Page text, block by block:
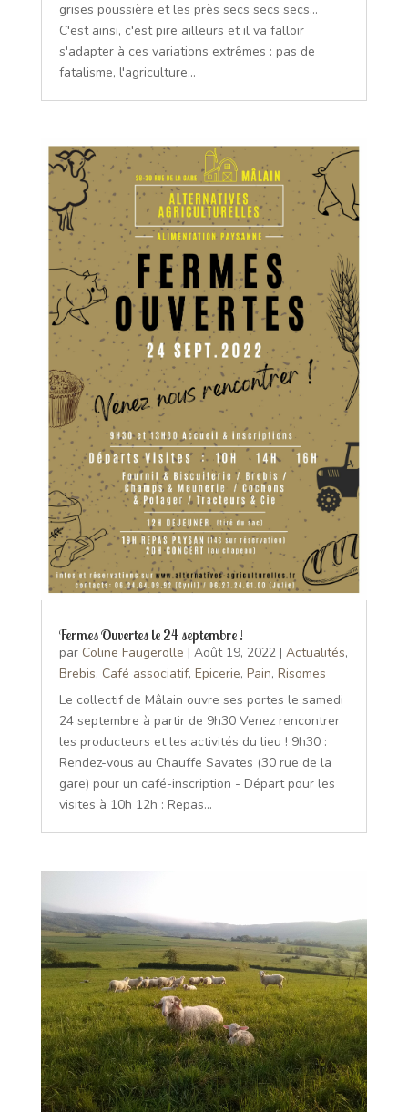
grises poussière et les près secs secs secs...
C'est ainsi, c'est pire ailleurs et il va falloir
s'adapter à ces variations extrêmes : pas de
fatalisme, l'agriculture...
Fermes Ouvertes le 24 septembre !
par Coline Faugerolle | Août 19, 2022| Actualités,
Brebis, Café associatif, Epicerie, Pain, Risomes
Le collectif de Mâlain ouvre ses portes le samedi
24 septembre à partir de 9h30 Venez rencontrer
les producteurs et les activités du lieu ! 9h30 :
Rendez-vous au Chauffe Savates (30 rue de la
gare) pour un café-inscription - Départ pour les
visites à 10h 12h : Repas...